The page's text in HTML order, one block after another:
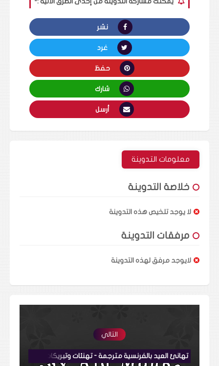
نشر
غرد
حفظ
شارك
أرسل
معلومات التدوينة
خلاصة التدوينة
لا يوجد تلخيص هذه التدوينة
مرفقات التدوينة
لايوجد مرفق لهذه التدوينة
التالي